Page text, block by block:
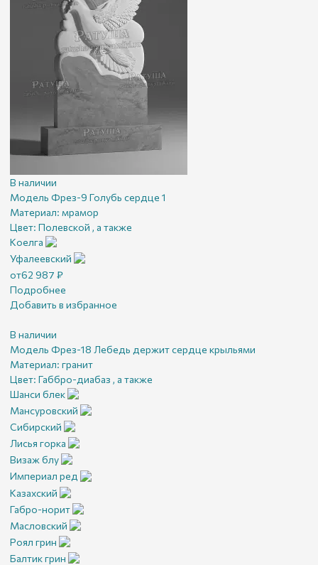
В наличии
Модель Фрез-9 Голубь сердце 1
Материал: мрамор
Цвет: Полевской , а также
Коелга
Уфалеевский
от62 987 ₽
Подробнее
Добавить в избранное
В наличии
Модель Фрез-18 Лебедь держит сердце крыльями
Материал: гранит
Цвет: Габбро-диабаз , а также
Шанси блек
Мансуровский
Сибирский
Лисья горка
Визаж блу
Империал ред
Казахский
Габро-норит
Масловский
Роял грин
Балтик грин